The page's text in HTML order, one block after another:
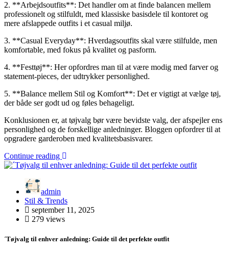
2. **Arbejdsoutfits**: Det handler om at finde balancen mellem
professionelt og stilfuldt, med klassiske basisdele til kontoret og
mere afslappede outfits i et casual miljø.
3. **Casual Everyday**: Hverdagsoutfits skal være stilfulde, men
komfortable, med fokus på kvalitet og pasform.
4. **Festtøj**: Her opfordres man til at være modig med farver og
statement-pieces, der udtrykker personlighed.
5. **Balance mellem Stil og Komfort**: Det er vigtigt at vælge tøj,
der både ser godt ud og føles behageligt.
Konklusionen er, at tøjvalg bør være bevidste valg, der afspejler ens
personlighed og de forskellige anledninger. Bloggen opfordrer til at
opgradere garderoben med kvalitetsbasisvarer.
Continue reading
admin
Stil & Trends
september 11, 2025
279 views
´Tøjvalg til enhver anledning: Guide til det perfekte outfit